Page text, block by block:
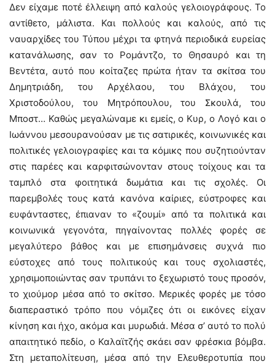
Δεν είχαμε ποτέ έλλειψη από καλούς γελοιογράφους. Το
αντίθετο, μάλιστα. Και πολλούς και καλούς, από τις
ναυαρχίδες του Τύπου μέχρι τα φτηνά περιοδικά ευρείας
κατανάλωσης, σαν το Ρομάντζο, το Θησαυρό και τη
Βεντέτα, αυτό που κοίταζες πρώτα ήταν τα σκίτσα του
Δημητριάδη, του Αρχέλαου, του Βλάχου, του
Χριστοδούλου, του Μητρόπουλου, του Σκουλά, του
Μποστ… Καθώς μεγαλώναμε κι εμείς, ο Κυρ, ο Λογό και ο
Ιωάννου μεσουρανούσαν με τις σατιρικές, κοινωνικές και
πολιτικές γελοιογραφίες και τα κόμικς που συζητιούνταν
στις παρέες και καρφιτσώνονταν στους τοίχους και τα
ταμπλό στα φοιτητικά δωμάτια και τις σχολές. Οι
παρεμβολές τους κατά κανόνα καίριες, εύστροφες και
ευφάνταστες, έπιαναν το «ζουμί» από τα πολιτικά και
κοινωνικά γεγονότα, πηγαίνοντας πολλές φορές σε
μεγαλύτερο βάθος και με επισημάνσεις συχνά πιο
εύστοχες από τους πολιτικούς και τους σχολιαστές,
χρησιμοποιώντας σαν τρυπάνι το ξεχωριστό τους προσόν,
το χιούμορ μέσα από το σκίτσο. Μερικές φορές με τόσο
διαπεραστικό τρόπο που νόμιζες ότι οι εικόνες είχαν
κίνηση και ήχο, ακόμα και μυρωδιά. Μέσα σ’ αυτό το πολύ
απαιτητικό πεδίο, ο Καλαϊτζής σκάει σαν φρέσκια βόμβα.
Στη μεταπολίτευση, μέσα από την Ελευθεροτυπία που